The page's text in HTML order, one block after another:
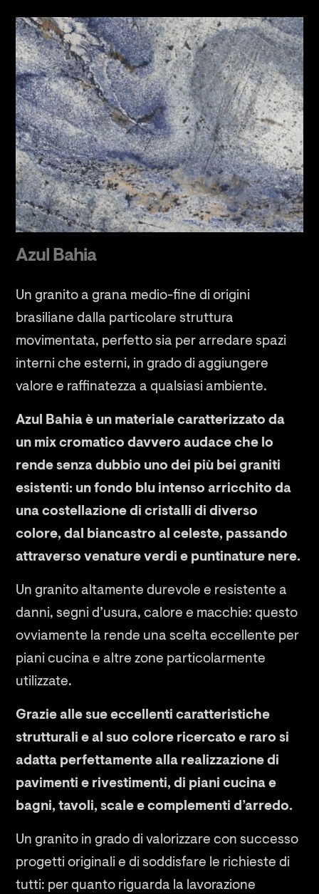
Azul Bahia
Un granito a grana medio-fine di origini
brasiliane dalla particolare struttura
movimentata, perfetto sia per arredare spazi
interni che esterni, in grado di aggiungere
valore e raffinatezza a qualsiasi ambiente.
Azul Bahia è un materiale caratterizzato da
un mix cromatico davvero audace che lo
rende senza dubbio uno dei più bei graniti
esistenti: un fondo blu intenso arricchito da
una costellazione di cristalli di diverso
colore, dal biancastro al celeste, passando
attraverso venature verdi e puntinature nere.
Un granito altamente durevole e resistente a
danni, segni d’usura, calore e macchie: questo
ovviamente la rende una scelta eccellente per
piani cucina e altre zone particolarmente
utilizzate.
Grazie alle sue eccellenti caratteristiche
strutturali e al suo colore ricercato e raro si
adatta perfettamente alla realizzazione di
pavimenti e rivestimenti, di piani cucina e
bagni, tavoli, scale e complementi d’arredo.
Un granito in grado di valorizzare con successo
progetti originali e di soddisfare le richieste di
tutti: per quanto riguarda la lavorazione